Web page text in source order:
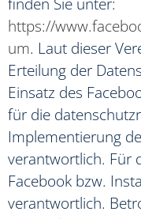
https://
um. Laut dieser
Erteilung der
Einsatz des
für die
Implementierung
verantwortlich. Für
Facebook bzw.
verantwortlich.